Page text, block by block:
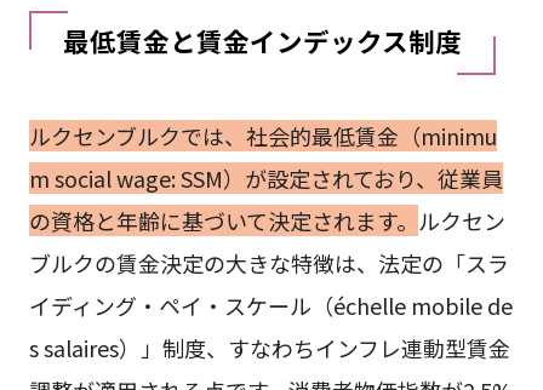
最低賃金と賃金インデックス制度
ルクセンブルクでは、社会的最低賃金（minimu
m social wage: SSM）が設定されており、従業員
の資格と年齢に基づいて決定されます。 ルクセン
ブルクの賃金決定の大きな特徴は、法定の「スラ
イディング・ペイ・スケール（échelle mobile de
s salaires）」制度、すなわちインフレ連動型賃金